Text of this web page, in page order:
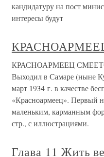
кандидатуру на пост
интересы будут
КРАСНОАРМЕЕЦ
Выходил в Самаре (ныне
март 1934 г. в качестве
«Красноармеец». Первый
маленьким, карманным
стр., с иллюстрациями.
Глава 11 Жить